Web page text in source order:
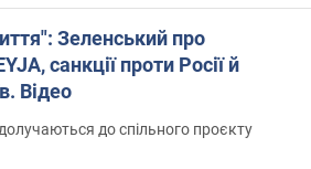
Зеленський про
санкції проти Росії й
Відео
до спільного проєкту